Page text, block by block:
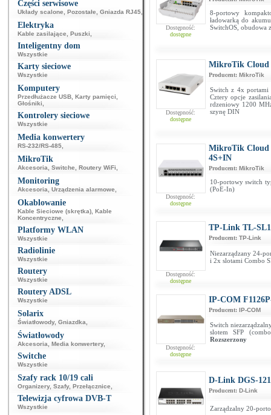
Części serwisowe
Układy scalone Pozostałe Gniazda RJ45
Elektryka
Kable zasilające Puszki
Inteligentny dom
Wszystkie
Karty sieciowe
Wszystkie
Komputery
Przedłużacze USB Karty pamięci
Głośniki
Kontrolery sieciowe
Wszystkie
Media konwertery
RS-232/RS-485
MikroTik
Akcesoria Switche Routery WiFi
Monitoring
Akcesoria Urządzenia alarmowe
Okablowanie
Kable Sieciowe (skrętka) Kable
Koncentryczne
Platformy WLAN
Wszystkie
Radiolinie
Wszystkie
Routery
Wszystkie
Routery ADSL
Wszystkie
Solarix
Światłowody, Gniazdka
Światłowody
Akcesoria Media konwertery,
Switche
Wszystkie
Szafy rack 10/19 cali
Organizery, Szafy, Przełącznice
Telewizja cyfrowa DVB-T
Wszystkie
Dostępność:
dostępne
8-portowy
ładowarką do
SwitchOS, obudowa
Dostępność:
dostępne
MikroTik Cloud
Producent: MikroTik
Switch z 4x portami
Cztery opcje
rdzeniowy 1200
szynę DIN
Dostępność:
dostępne
MikroTik Cloud
4S+IN
Producent: MikroTik
10-portowy switch
(PoE-In)
Dostępność:
dostępne
TP-Link TL-
Producent: TP-Link
Niezarządzany 24-
i 2x slotami Combo
Dostępność:
dostępne
IP-COM
Producent: IP-COM
Switch
slotem SFP
Rozszerzony
D-Link DGS-
Producent: D-Link
Zarządzalny 20-